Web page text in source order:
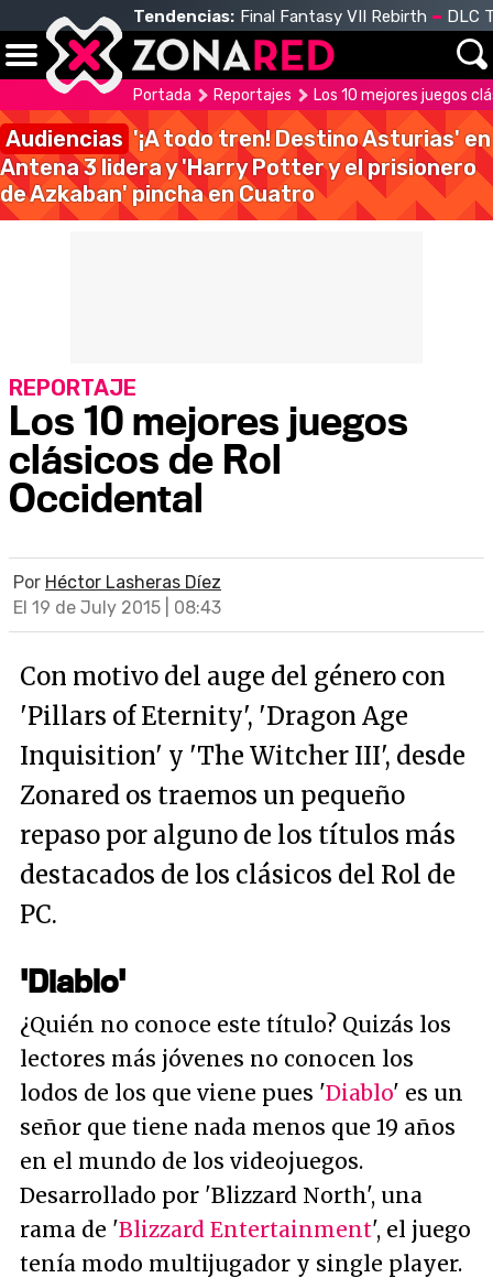
Tendencias: Final Fantasy VII Rebirth DLC
Portada Reportajes Los 10 mejores juegos
Audiencias '¡A todo tren! Destino Asturias' en
Antena 3 lidera y 'Harry Potter y el prisionero
de Azkaban' pincha en Cuatro
Los 10 mejores juegos
clásicos de Rol
Occidental
REPORTAJE
Por Héctor Lasheras Díez
El 19 de July 2015 | 08:43
Con motivo del auge del género con
'Pillars of Eternity', 'Dragon Age
Inquisition' y 'The Witcher III', desde
Zonared os traemos un pequeño
repaso por alguno de los títulos más
destacados de los clásicos del Rol de
PC.
'Diablo'
¿Quién no conoce este título? Quizás los
lectores más jóvenes no conocen los
lodos de los que viene pues 'Diablo' es un
señor que tiene nada menos que 19 años
en el mundo de los videojuegos.
Desarrollado por 'Blizzard North', una
rama de 'Blizzard Entertainment', el juego
tenía modo multijugador y single player.